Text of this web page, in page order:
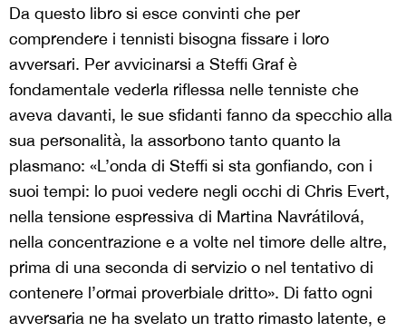
Da questo libro si esce convinti che per
comprendere i tennisti bisogna fissare i loro
avversari. Per avvicinarsi a Steffi Graf è
fondamentale vederla riflessa nelle tenniste che
aveva davanti, le sue sfidanti fanno da specchio alla
sua personalità, la assorbono tanto quanto la
plasmano: «L’onda di Steffi si sta gonfiando, con i
suoi tempi: lo puoi vedere negli occhi di Chris Evert,
nella tensione espressiva di Martina Navrátilová,
nella concentrazione e a volte nel timore delle altre,
prima di una seconda di servizio o nel tentativo di
contenere l’ormai proverbiale dritto». Di fatto ogni
avversaria ne ha svelato un tratto rimasto latente, e